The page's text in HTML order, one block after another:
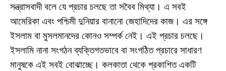
সন্ত্রাসবাদী বলে যে প্রচার চলছে তা সবৈব মিথ্যা। এ সবই
আমেরিকা এবং পশ্চিমী দুনিয়ার বানানো জেহাদিদের কাজ। এর সঙ্গে
ইসলাম বা মুসলমানদের কোনও সম্পর্ক নেই। এই প্রচার চলছে।
ইসলামি নানা সংগঠন ব্যক্তিগতভাবে বা সংগঠিত প্রচারে সাধারণ
মানুষকে এই সবই বোঝাচ্ছে। কলকাতা থেকে প্রকাশিত একটি